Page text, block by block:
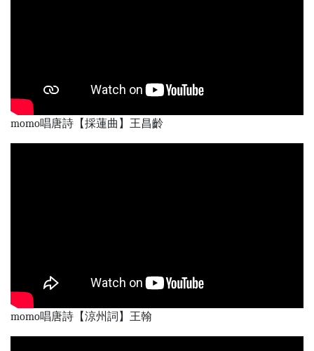
momo唱唐詩【採蓮曲】王昌齡
momo唱唐詩【涼州詞】王翰